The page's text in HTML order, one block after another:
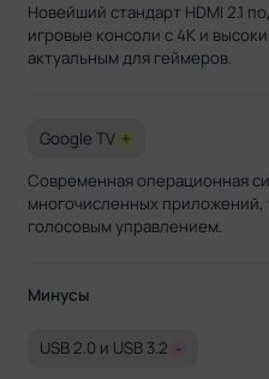
Новейший стандарт HDMI 2.1
игровые консоли с 4K и
актуальным для геймеров.
Google TV +
Современная операционная
многочисленных
голосовым управлением.
Минусы
USB 2.0 и USB 3.2 -